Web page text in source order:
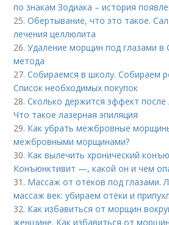
по знакам Зодиака – история
25.Обертывание, что это такое.
лечения целлюлита
26.Удаление морщин под глазами в
метода
27.Собираемся в школу. Собираем
Список необходимых покупок
28.Сколько держится эффект после
Что такое лазерная эпиляция
29. Как убрать межбровные
межбровными морщинами?
30. Как вылечить хронический
Конъюнктивит —, какой он и чем
31. Массаж от отеков под глазами.
массаж век: убираем отёки и
32. Как избавиться от морщин
женщине. Как избавиться от